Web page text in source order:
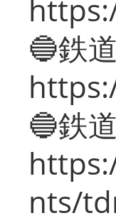
🔵鉄
🔵鉄
nts/